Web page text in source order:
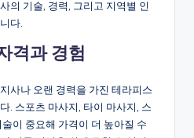
의 기술, 경력, 그리고 지역별 인
다.
격과 경험
사나 오랜 경력을 가진 테라피스
. 스포츠 마사지, 타이 마사지, 스
이 중요해 가격이 더 높아질 수